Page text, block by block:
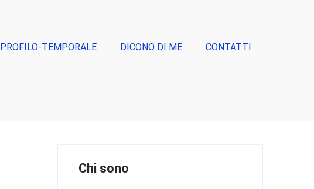
PROFILO-TEMPORALE DICONO DI ME CONTATTI
Chi sono